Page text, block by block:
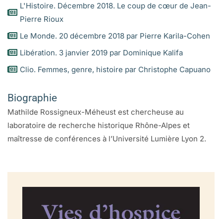
L'Histoire. Décembre 2018. Le coup de cœur de Jean-
Pierre Rioux
Le Monde. 20 décembre 2018 par Pierre Karila-Cohen
Libération. 3 janvier 2019 par Dominique Kalifa
Clio. Femmes, genre, histoire par Christophe Capuano
Biographie
Mathilde Rossigneux-Méheust est chercheuse au
laboratoire de recherche historique Rhône-Alpes et
maîtresse de conférences à l’Université Lumière Lyon 2.